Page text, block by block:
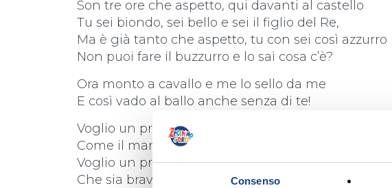
Consenso
Son tre ore che aspetto, qui davanti al castello
Tu sei biondo, sei bello e sei il figlio del Re,
Ma è già tanto che aspetto, tu con sei così azzurro
Non puoi fare il buzzurro e lo sai cosa c’è?
Ora monto a cavallo e me lo sello da me
E così vado al ballo anche senza di te!
Voglio un principe azzurro, che sia azzurro davvero
Come il mare ed il cielo quando il sole è lassù!
Voglio un principe azzurro, che sia azzurro davvero
Che sia bravo e sincero, mica un principe blu!